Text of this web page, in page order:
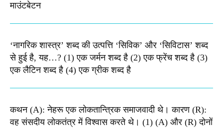
माउंटबेटन
‘नागरिक शास्त्र’ शब्द की उत्पत्ति ‘सिविक’ और ‘सिविटास’ शब्द
से हुई है, यह…? (1) एक जर्मन शब्द है (2) एक फ्रेंच शब्द है (3)
एक लैटिन शब्द है (4) एक ग्रीक शब्द है
कथन (A): नेहरू एक लोकतान्त्रिक समाजवादी थे। कारण (R):
वह संसदीय लोकतंत्र में विश्वास करते थे। (1) (A) और (R) दोनों